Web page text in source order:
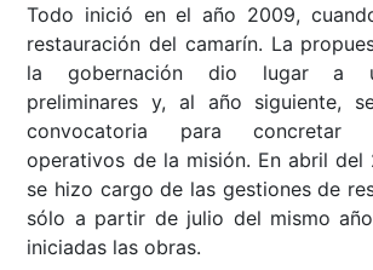
Todo inició en el año 2009,
restauración del camarín. La
la gobernación dio lugar a
preliminares y, al año siguiente,
convocatoria para concretar
operativos de la misión. En abril del
se hizo cargo de las gestiones de
sólo a partir de julio del mismo
iniciadas las obras.